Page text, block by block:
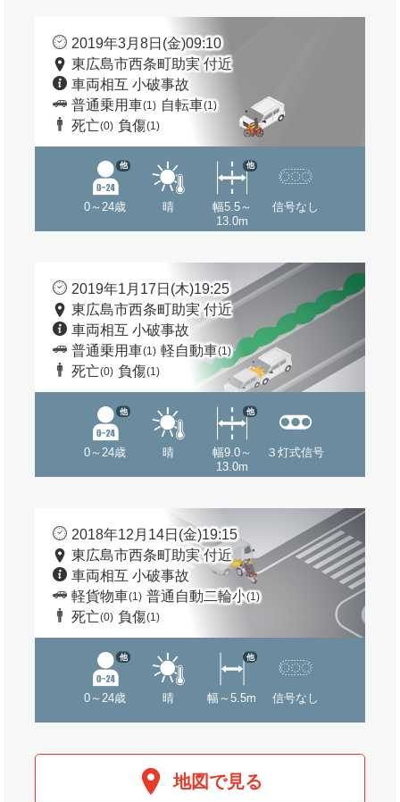
2019年3月8日(金)09:10
東広島市西条町助実 付近
車両相互 小破事故
普通乗用車(1) 自転車(1)
死亡(0) 負傷(1)
0～24歳
他
晴
幅5.5～
13.0m
他
信号なし
2019年1月17日(木)19:25
東広島市西条町助実 付近
車両相互 小破事故
普通乗用車(1) 軽自動車(1)
死亡(0) 負傷(1)
0～24歳
他
晴
幅9.0～
13.0m
他
３灯式信号
2018年12月14日(金)19:15
東広島市西条町助実 付近
車両相互 小破事故
軽貨物車(1) 普通自動二輪小(1)
死亡(0) 負傷(1)
0～24歳
他
晴 幅～5.5m
他
信号なし
地図で見る